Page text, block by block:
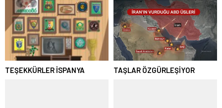
TEŞEKKÜRLER İSPANYA TAŞLAR ÖZGÜRLEŞİYOR